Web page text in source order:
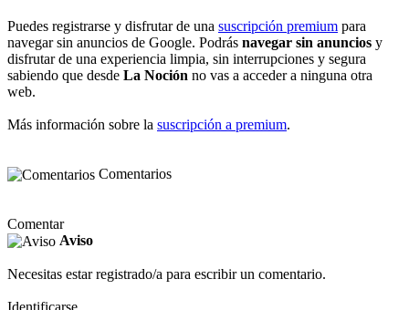
Puedes registrarse y disfrutar de una suscripción premium para
navegar sin anuncios de Google. Podrás navegar sin anuncios y
disfrutar de una experiencia limpia, sin interrupciones y segura
sabiendo que desde La Noción no vas a acceder a ninguna otra
web.
Más información sobre la suscripción a premium.
Comentarios
Comentar
Aviso
Necesitas estar registrado/a para escribir un comentario.